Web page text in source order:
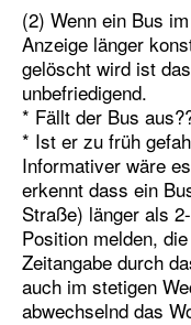
(2) Wenn ein Bus
Anzeige länger
gelöscht wird ist
unbefriedigend.
* Fällt der Bus
* Ist er zu früh
Informativer wäre
erkennt dass ein
Straße) länger als
Position melden,
Zeitangabe durch
auch im stetigen
abwechselnd das